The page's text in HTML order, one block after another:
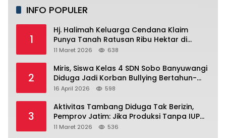
INFO POPULER
1
Hj. Halimah Keluarga Cendana Klaim
Punya Tanah Ratusan Ribu Hektar di
Banyuwangi.
11 Maret 2026 638
2
Miris, Siswa Kelas 4 SDN Sobo Banyuwangi
Diduga Jadi Korban Bullying Bertahun-
tahun, Terjadi di Depan Masjid Perumahan
16 April 2026 598
3
Aktivitas Tambang Diduga Tak Berizin,
Pemprov Jatim: Jika Produksi Tanpa IUP
Itu Pelanggaran Hukum
11 Maret 2026 536